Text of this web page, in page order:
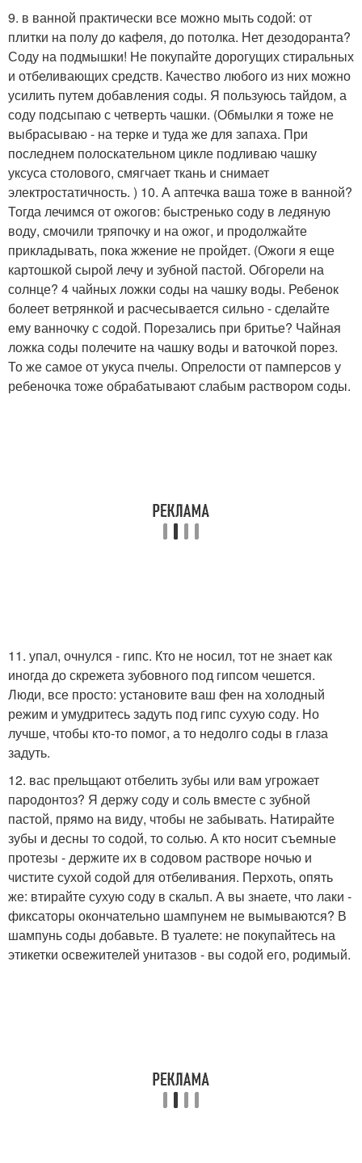
9. в ванной практически все можно мыть содой: от
плитки на полу до кафеля, до потолка. Нет дезодоранта?
Соду на подмышки! Не покупайте дорогущих стиральных
и отбеливающих средств. Качество любого из них можно
усилить путем добавления соды. Я пользуюсь тайдом, а
соду подсыпаю с четверть чашки. (Обмылки я тоже не
выбрасываю - на терке и туда же для запаха. При
последнем полоскательном цикле подливаю чашку
уксуса столового, смягчает ткань и снимает
электростатичность. ) 10. А аптечка ваша тоже в ванной?
Тогда лечимся от ожогов: быстренько соду в ледяную
воду, смочили тряпочку и на ожог, и продолжайте
прикладывать, пока жжение не пройдет. (Ожоги я еще
картошкой сырой лечу и зубной пастой. Обгорели на
солнце? 4 чайных ложки соды на чашку воды. Ребенок
болеет ветрянкой и расчесывается сильно - сделайте
ему ванночку с содой. Порезались при бритье? Чайная
ложка соды полечите на чашку воды и ваточкой порез.
То же самое от укуса пчелы. Опрелости от памперсов у
ребеночка тоже обрабатывают слабым раствором соды.
11. упал, очнулся - гипс. Кто не носил, тот не знает как
иногда до скрежета зубовного под гипсом чешется.
Люди, все просто: установите ваш фен на холодный
режим и умудритесь задуть под гипс сухую соду. Но
лучше, чтобы кто-то помог, а то недолго соды в глаза
задуть.
12. вас прельщают отбелить зубы или вам угрожает
пародонтоз? Я держу соду и соль вместе с зубной
пастой, прямо на виду, чтобы не забывать. Натирайте
зубы и десны то содой, то солью. А кто носит съемные
протезы - держите их в содовом растворе ночью и
чистите сухой содой для отбеливания. Перхоть, опять
же: втирайте сухую соду в скальп. А вы знаете, что лаки -
фиксаторы окончательно шампунем не вымываются? В
шампунь соды добавьте. В туалете: не покупайтесь на
этикетки освежителей унитазов - вы содой его, родимый.